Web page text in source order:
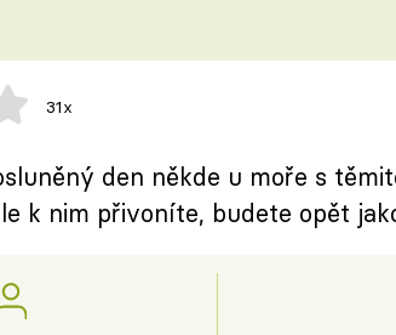
31x
den někde u moře s
k nim přivoníte, budete opět